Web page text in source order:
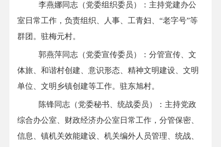
李燕娜同志（党委组织委员）：主持党建办公
室日常工作，负责组织、人事、工青妇、 “老字号”等
群团 。 驻梅元村。
郭燕萍同志（党委宣传委员）：分管宣传、文
体旅、 和谐村创建、 意识形态、精神文明建设、文明
单位、文明乡镇创建等工作。 驻东旭村。
陈锋同志（党委秘书、统战委员）：主持党政
综合办公室、财政经济办公室日常工作，分管保密、
信息、镇机关效能建设、 机关编外人员管理、 统战、